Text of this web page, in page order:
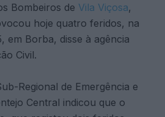
Bombeiros de Vila Viçosa,
hoje quatro feridos, na
em Borba, disse à agência
Civil.
Regional de Emergência e
Central indicou que o